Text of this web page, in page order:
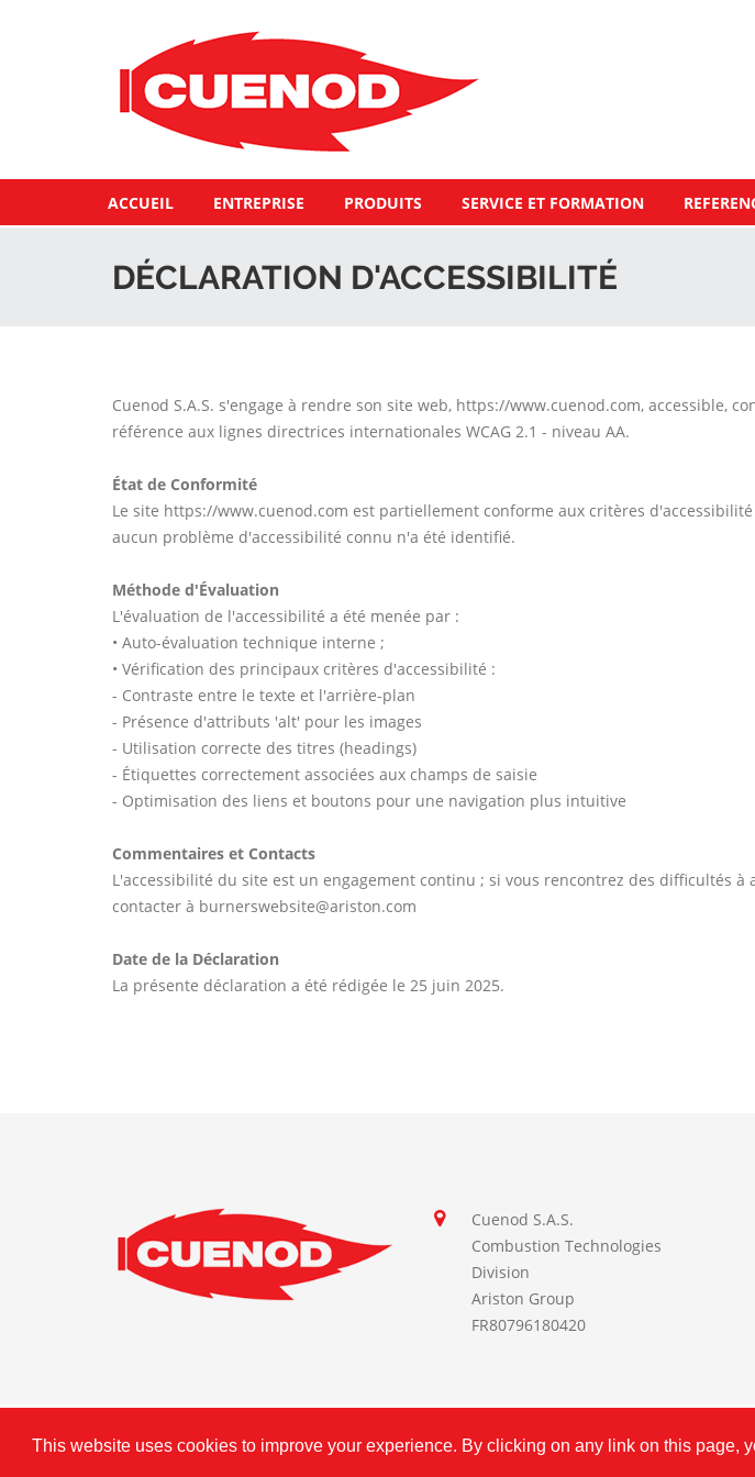
This website uses cookies to improve your experience. By clicking on any link on this page,
ACCUEIL ENTREPRISE PRODUITS SERVICE ET FORMATION
DÉCLARATION D'ACCESSIBILITÉ
Cuenod S.A.S. s'engage à rendre son site web, https://www.cuenod.com,
référence aux lignes directrices internationales WCAG 2.1 - niveau AA.
État de Conformité
Le site https://www.cuenod.com est partiellement conforme aux critères
aucun problème d'accessibilité connu n'a été identifié.
Méthode d'Évaluation
L'évaluation de l'accessibilité a été menée par :
• Auto-évaluation technique interne ;
• Vérification des principaux critères d'accessibilité :
- Contraste entre le texte et l'arrière-plan
- Présence d'attributs 'alt' pour les images
- Utilisation correcte des titres (headings)
- Étiquettes correctement associées aux champs de saisie
- Optimisation des liens et boutons pour une navigation plus intuitive
Commentaires et Contacts
L'accessibilité du site est un engagement continu ; si vous rencontrez des difficultés
contacter à burnerswebsite@ariston.com
Date de la Déclaration
La présente déclaration a été rédigée le 25 juin 2025.
Cuenod S.A.S.
Combustion Technologies
Division
Ariston Group
FR80796180420
©CUENOD2026 |